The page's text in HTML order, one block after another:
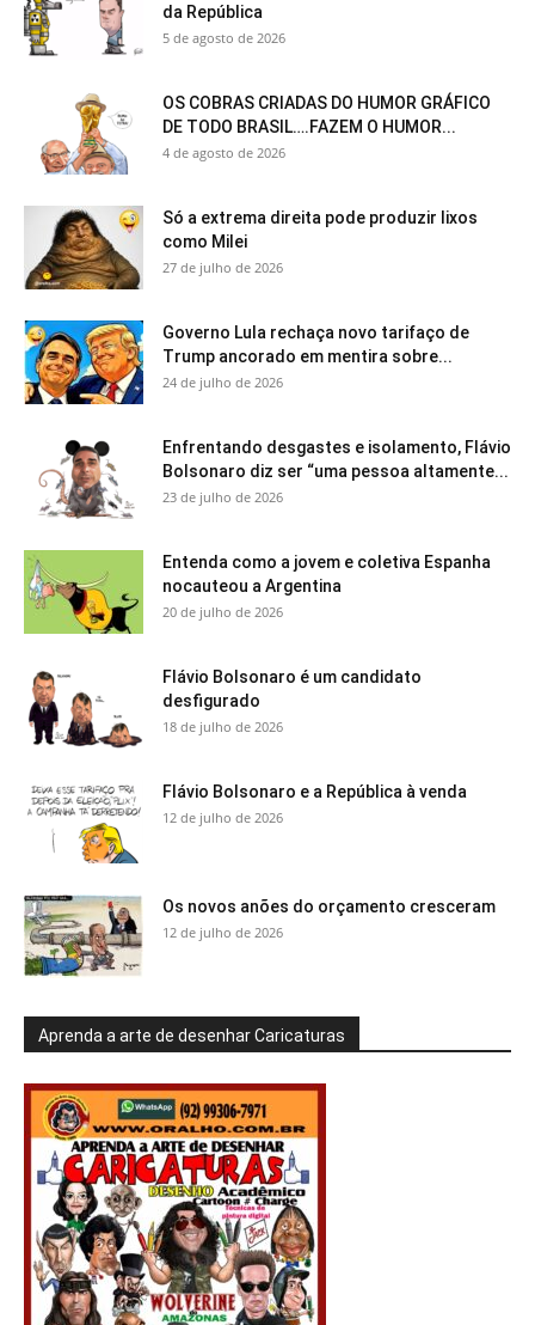
da República
5 de agosto de 2026
OS COBRAS CRIADAS DO HUMOR GRÁFICO
DE TODO BRASIL….FAZEM O HUMOR...
4 de agosto de 2026
Só a extrema direita pode produzir lixos
como Milei
27 de julho de 2026
Governo Lula rechaça novo tarifaço de
Trump ancorado em mentira sobre...
24 de julho de 2026
Enfrentando desgastes e isolamento, Flávio
Bolsonaro diz ser “uma pessoa altamente...
23 de julho de 2026
Entenda como a jovem e coletiva Espanha
nocauteou a Argentina
20 de julho de 2026
Flávio Bolsonaro é um candidato
desfigurado
18 de julho de 2026
Flávio Bolsonaro e a República à venda
12 de julho de 2026
Os novos anões do orçamento cresceram
12 de julho de 2026
Aprenda a arte de desenhar Caricaturas